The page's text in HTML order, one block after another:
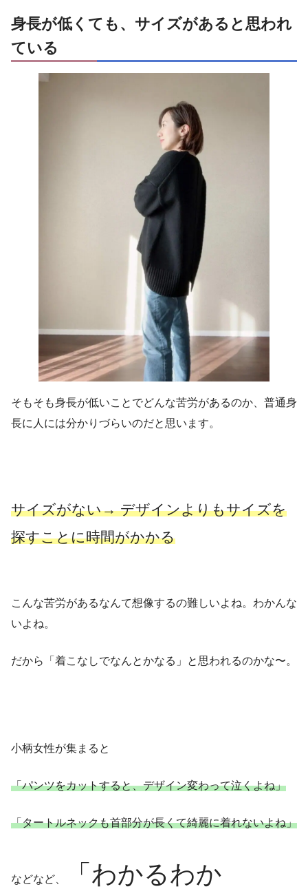
身長が低くても、サイズがあると思われ
ている
そもそも身長が低いことでどんな苦労があるのか、普通身
長に人には分かりづらいのだと思います。
サイズがない→ デザインよりもサイズを
探すことに時間がかかる
こんな苦労があるなんて想像するの難しいよね。わかんな
いよね。
だから「着こなしでなんとかなる」と思われるのかな〜。
小柄女性が集まると
「パンツをカットすると、デザイン変わって泣くよね」
「タートルネックも首部分が長くて綺麗に着れないよね」
などなど、 「わかるわか